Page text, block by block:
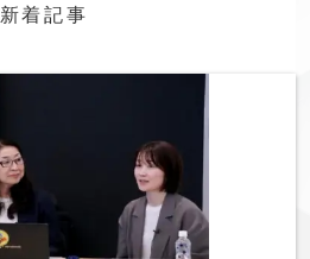
新着記事